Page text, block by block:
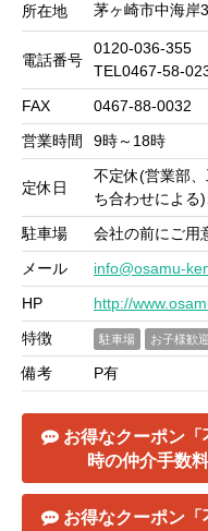
所在地 茅ヶ崎市中海岸
電話番号
0120-036-355
TEL0467-58-
FAX
0467-88-0032
営業時間
9時～18時
定休日
不定休(営業部
ち合わせによる
駐車場
会社の前にご用
メール
info@osamu-
HP
http://
特徴
駐車場 お子様歓迎
備考 P有
お得なクーポン
時の仲介手数
お得なクーポン